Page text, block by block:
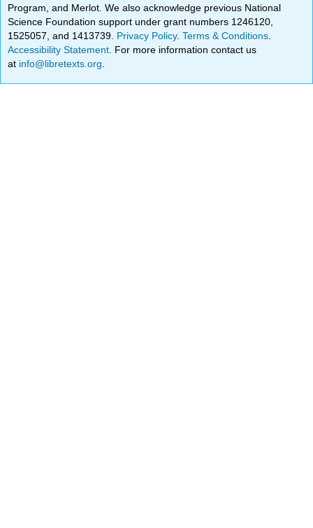
Program, and Merlot. We also acknowledge previous National
Science Foundation support under grant numbers 1246120,
1525057, and 1413739. Privacy Policy.Terms & Conditions
Accessibility Statement . For more information contact us
at info@libretexts.org